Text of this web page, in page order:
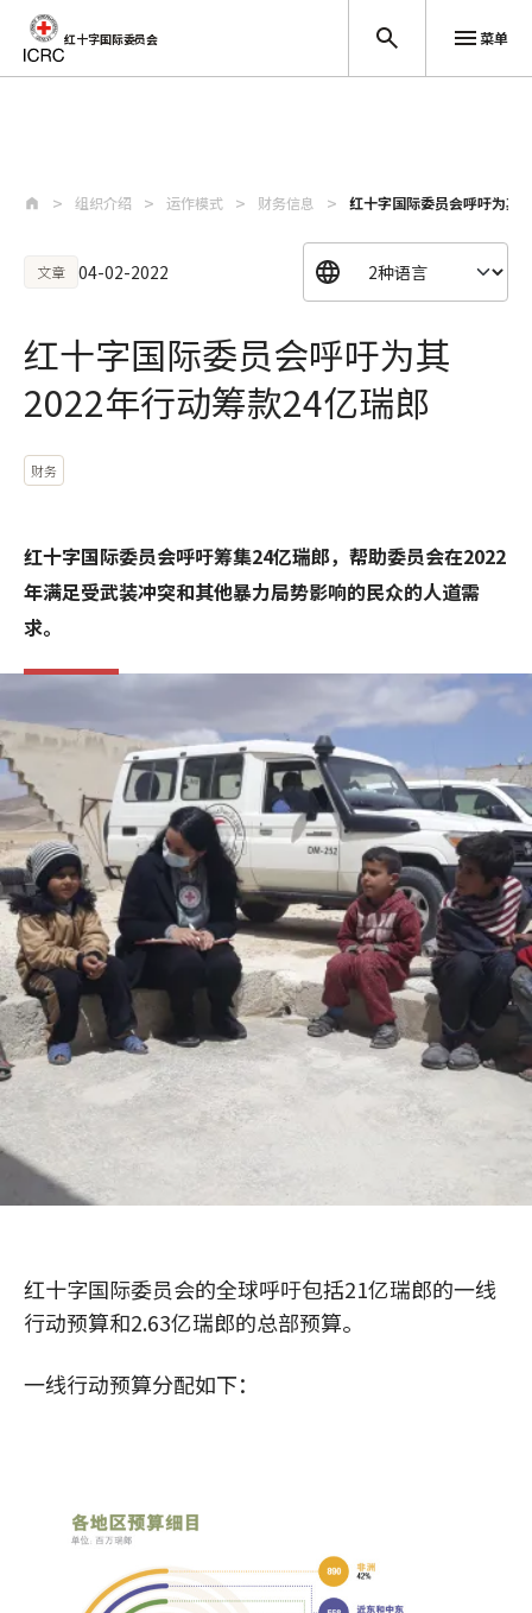
红十字国际委员会 菜单
组织介绍 运作模式 财务信息 红十字国际委员会呼吁为其
文章 04-02-2022
红十字国际委员会呼吁为其
2022年行动筹款24亿瑞郎
财务
红十字国际委员会呼吁筹集24亿瑞郎，帮助委员会在2022
年满足受武装冲突和其他暴力局势影响的民众的人道需
求。
红十字国际委员会的全球呼吁包括21亿瑞郎的一线
行动预算和2.63亿瑞郎的总部预算。
一线行动预算分配如下：